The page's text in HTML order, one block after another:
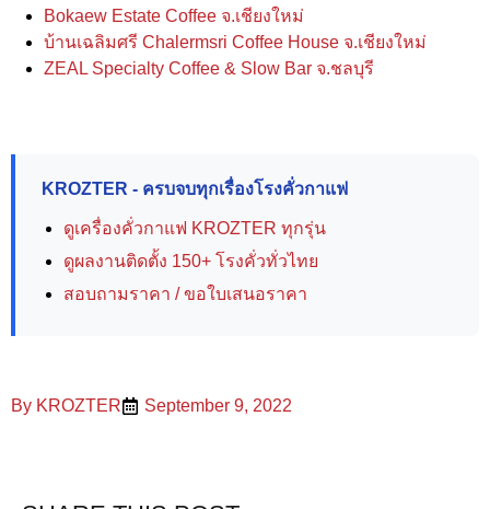
Bokaew Estate Coffee จ.เชียงใหม่
บ้านเฉลิมศรี Chalermsri Coffee House จ.เชียงใหม่
ZEAL Specialty Coffee & Slow Bar จ.ชลบุรี
KROZTER - ครบจบทุกเรื่องโรงคั่วกาแฟ
ดูเครื่องคั่วกาแฟ KROZTER ทุกรุ่น
ดูผลงานติดตั้ง 150+ โรงคั่วทั่วไทย
สอบถามราคา / ขอใบเสนอราคา
By KROZTER September 9, 2022